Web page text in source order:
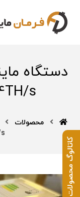
s
محصولات
کاتالوگ محصولات